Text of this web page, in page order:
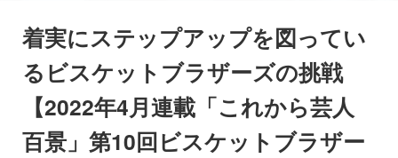
着実にステップアップを図ってい
るビスケットブラザーズの挑戦
【2022年4月連載「これから芸人
百景」第10回ビスケットブラザー